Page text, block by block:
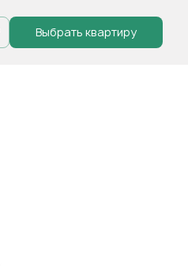
Выбрать квартиру